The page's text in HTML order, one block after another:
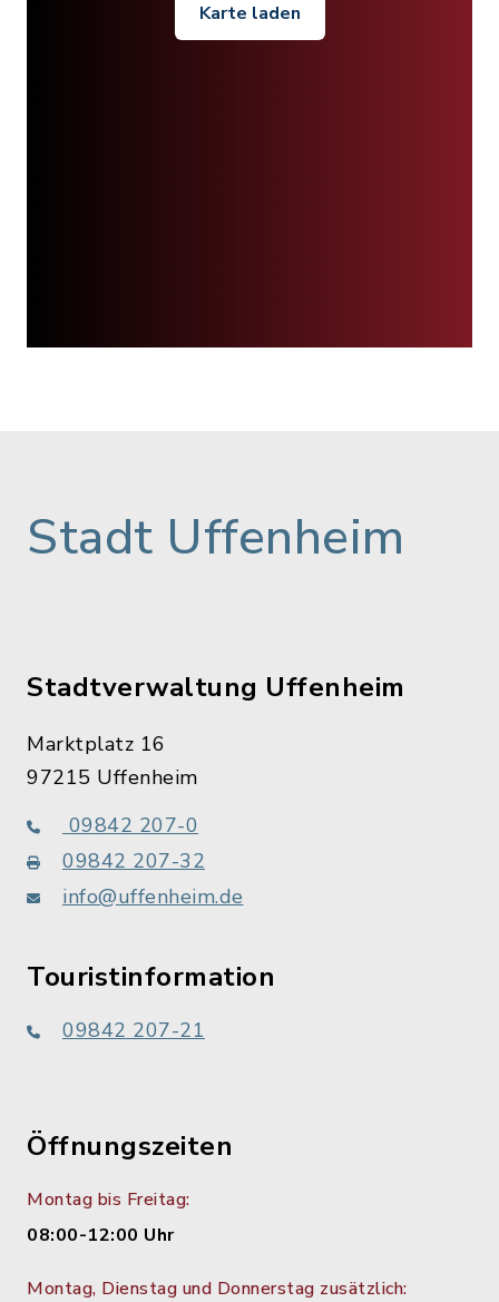
Karte laden
Stadt Uffenheim
Stadtverwaltung Uffenheim
Marktplatz 16
97215 Uffenheim
09842 207-0
09842 207-32
info@uffenheim.de
Touristinformation
09842 207-21
Öffnungszeiten
Montag bis Freitag:
08:00-12:00 Uhr
Montag, Dienstag und Donnerstag zusätzlich: